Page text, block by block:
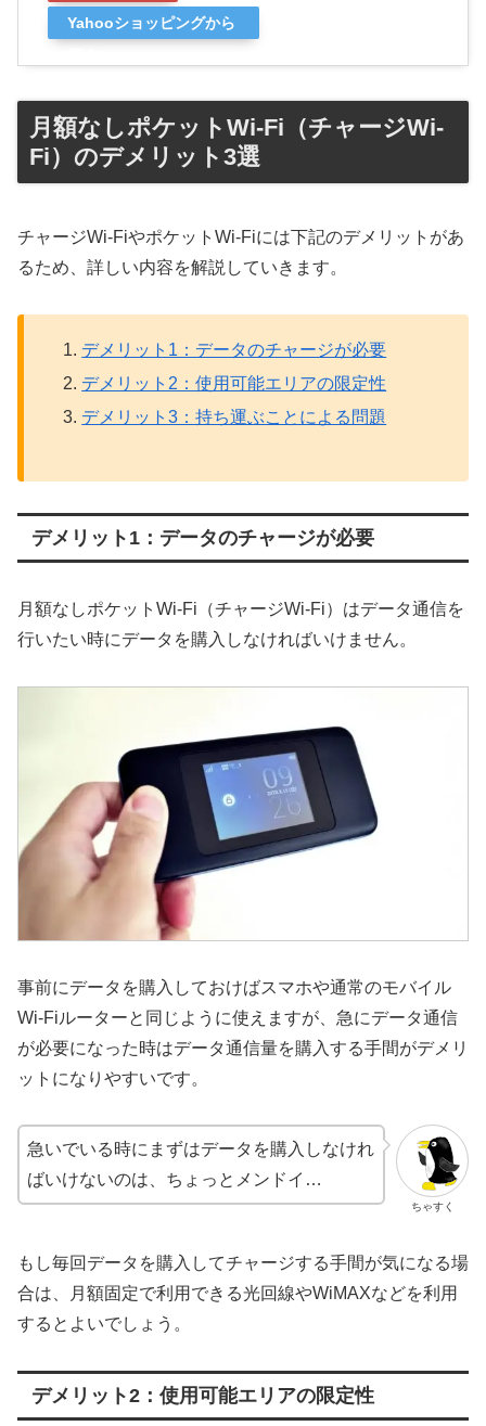
Yahooショッピングから
月額なしポケットWi-Fi（チャージWi-
Fi）のデメリット3選
チャージWi-FiやポケットWi-Fiには下記のデメリットがあ
るため、詳しい内容を解説していきます。
デメリット1：データのチャージが必要
デメリット2：使用可能エリアの限定性
デメリット3：持ち運ぶことによる問題
デメリット1：データのチャージが必要
月額なしポケットWi-Fi（チャージWi-Fi）はデータ通信を
行いたい時にデータを購入しなければいけません。
事前にデータを購入しておけばスマホや通常のモバイル
Wi-Fiルーターと同じように使えますが、急にデータ通信
が必要になった時はデータ通信量を購入する手間がデメリ
ットになりやすいです。
ちゃすく
急いでいる時にまずはデータを購入しなけれ
ばいけないのは、ちょっとメンドイ…
もし毎回データを購入してチャージする手間が気になる場
合は、月額固定で利用できる光回線やWiMAXなどを利用
するとよいでしょう。
デメリット2：使用可能エリアの限定性